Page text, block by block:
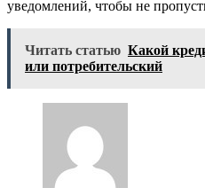
уведомлений, чтобы не
Читать статью Какой
или потребительский